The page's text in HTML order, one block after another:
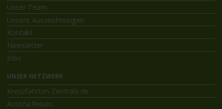
Unser Team
Unsere Auszeichnungen
Kontakt
Newsletter
Jobs
UNSER NETZWERK
Kreuzfahrten-Zentrale.de
Astoria.Reisen